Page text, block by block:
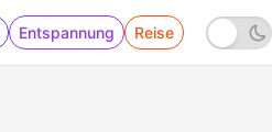
Entspannung Reise